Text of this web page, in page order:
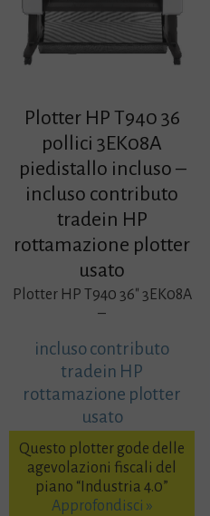
Plotter HP T940 36
pollici 3EK08A
piedistallo incluso –
incluso contributo
tradein HP
rottamazione plotter
usato
Plotter HP T940 36″ 3EK08A
–
incluso contributo
tradein HP
rottamazione plotter
usato
Questo plotter gode delle
agevolazioni fiscali del
piano “Industria 4.0”
Approfondisci »